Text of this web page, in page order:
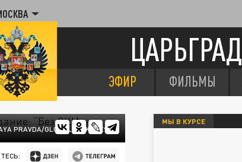
ЦАРЬГРАД
ЭФИР ФИЛЬМЫ
PRAVDA/GLOBALLOOKPRESS
МЫ В КУРСЕ